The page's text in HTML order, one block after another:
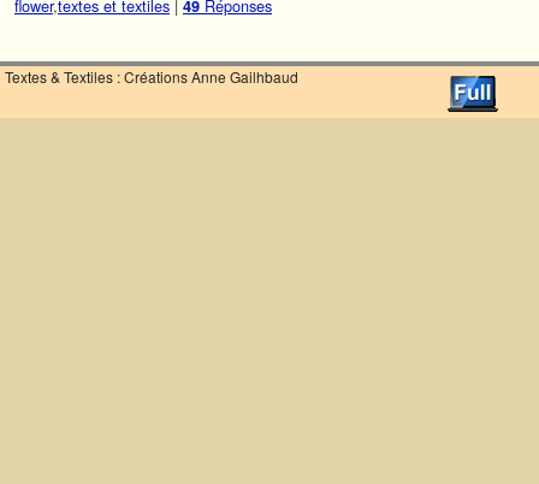
flower,textes et textiles | 49 Réponses
Textes & Textiles : Créations Anne Gailhbaud